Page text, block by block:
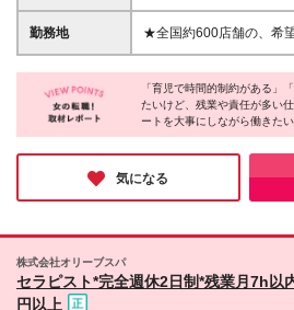
な方歓迎！ ＼定員埋まり次第終了／ 定員が埋まり次
第、予定より早く募集が
ップ水準！60分コース1
詳細は面談でご説明いたします ＼りらく
なります。200円から設
円のセラピストもいま
ても、希望のシフトに
収入が発生しないとい
一、希望日にお客様がい
います ★施術以外の開店
います ＜時給詳細＞ ①経験 or 未経験問わず、週20時
勤務地
★全国約600店舗の、希
ニング店舗あり！日によ
能です！ 【北海道】北海道（札幌市・その他） 【東
北】岩手、宮城、福島
東京（23区・その他）、
群馬 【北陸】長野、石
屋市・その他）、静岡、
（大阪市・その他）、兵
日（どちらかでOK）に
させていただいております ＜本社住所＞ 大阪府
「育児で時間的制約がある」
たいけど、残業や責任が多い
ートを大事にしながら働きた
が【りらくる】！未経験スタ
くから年齢関係なく働けて、
しい働き方＞を叶えられる、
気になる
株式会社オリーブスパ
セラピスト*完全週休2日制*残業月7h以
円以上